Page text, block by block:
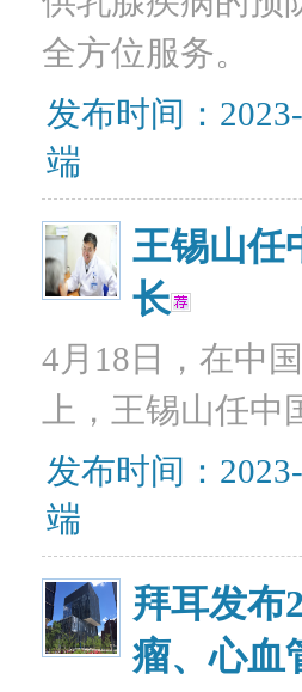
全方位服务。
发布时间：
端
王锡山任
长
4月18日，在中
上，王锡山任
发布时间：
端
拜耳发布
瘤、心血